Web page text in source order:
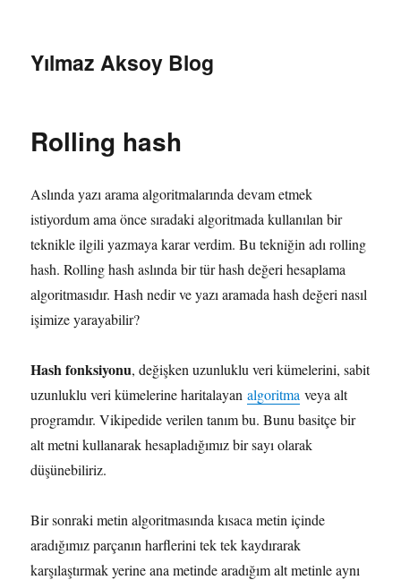
Yılmaz Aksoy Blog
Rolling hash
Aslında yazı arama algoritmalarında devam etmek
istiyordum ama önce sıradaki algoritmada kullanılan bir
teknikle ilgili yazmaya karar verdim. Bu tekniğin adı rolling
hash. Rolling hash aslında bir tür hash değeri hesaplama
algoritmasıdır. Hash nedir ve yazı aramada hash değeri nasıl
işimize yarayabilir?
Hash fonksiyonu, değişken uzunluklu veri kümelerini, sabit
uzunluklu veri kümelerine haritalayanalgoritma veya alt
programdır. Vikipedide verilen tanım bu. Bunu basitçe bir
alt metni kullanarak hesapladığımız bir sayı olarak
düşünebiliriz.
Bir sonraki metin algoritmasında kısaca metin içinde
aradığımız parçanın harflerini tek tek kaydırarak
karşılaştırmak yerine ana metinde aradığım alt metinle aynı